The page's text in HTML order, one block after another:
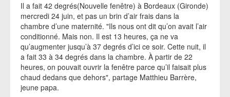
Il a fait 42 degrés(Nouvelle fenêtre) à Bordeaux (Gironde)
mercredi 24 juin, et pas un brin d’air frais dans la
chambre d’une maternité. "Ils nous ont dit qu’on avait l’air
conditionné. Mais non. Il est 13 heures, ça ne va
qu’augmenter jusqu’à 37 degrés d’ici ce soir. Cette nuit, il
a fait 33 à 34 degrés dans la chambre. À partir de 22
heures, on pouvait ouvrir la fenêtre parce qu’il faisait plus
chaud dedans que dehors", partage Matthieu Barrère,
jeune papa.